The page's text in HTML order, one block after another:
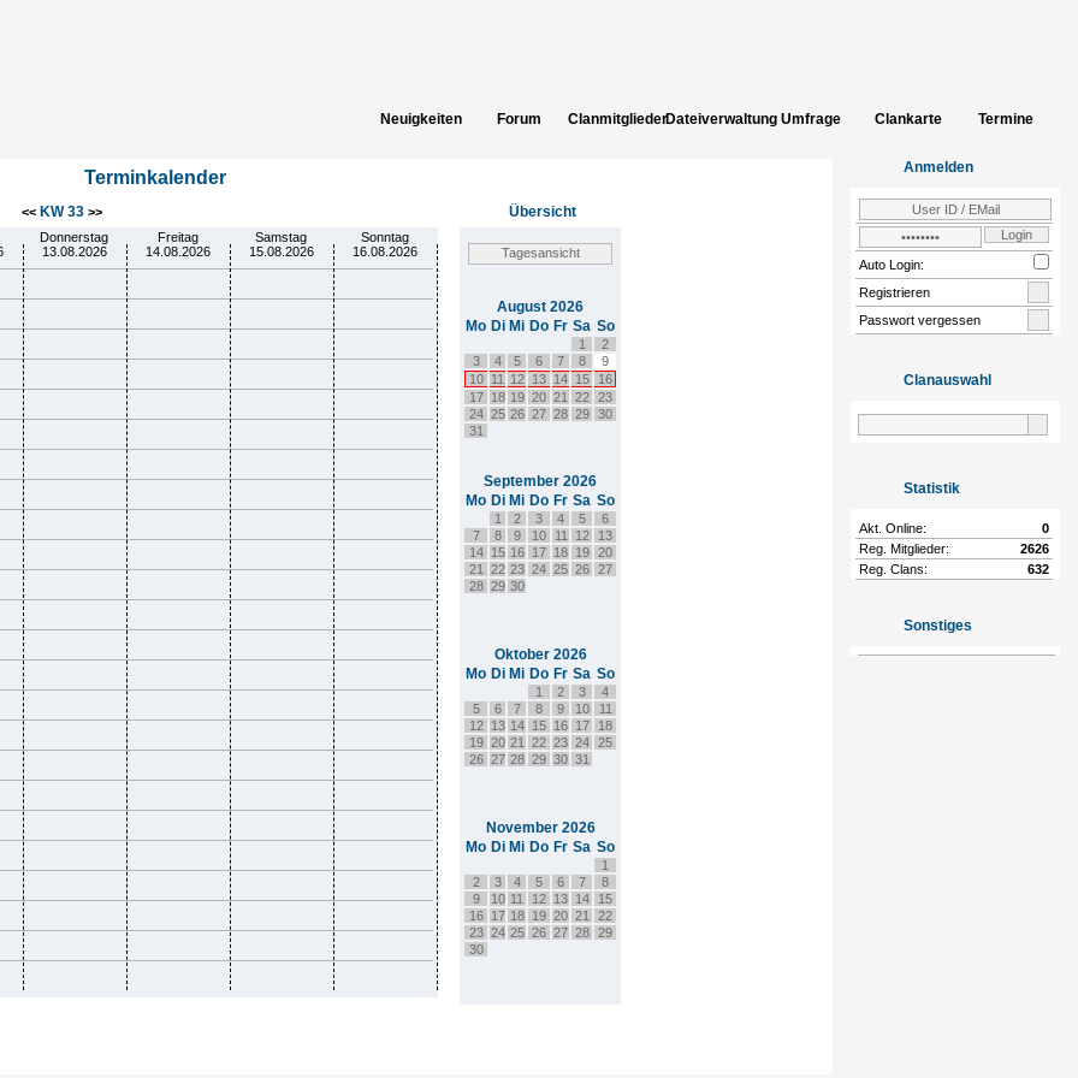
Neuigkeiten Forum ClanmitgliederDateiverwaltung Umfrage Clankarte Termine
Community
Terminkalender
<< KW 33 >> Übersicht
Donnerstag
13.08.2026
Freitag
14.08.2026
Samstag
15.08.2026
Sonntag
16.08.2026
August 2026
Mo Di Mi Do Fr Sa So
1
2
3
4 5 6 7 8
9
10 11 12 13 14 15
16
17
18 19 20 21 22
23
24 25 26 27 28 29
30
31
September 2026
Mo Di Mi Do Fr Sa So
1 2 3 4 5
6
7
8 9 10 11 12
13
14
15 16 17 18 19
20
21
22 23 24 25 26
27
28 29 30
Oktober 2026
Mo Di Mi Do Fr Sa So
1 2 3
4
5
6 7 8 9 10
11
12
13 14 15 16 17
18
19 20 21 22 23 24
25
26 27 28 29 30 31
November 2026
Mo Di Mi Do Fr Sa So
1
2
3 4 5 6 7
8
9
10 11 12 13 14
15
16
17 18 19 20 21
22
23 24 25 26 27 28
29
30
Anmelden
Auto Login:
Registrieren
Passwort vergessen
Clanauswahl
Statistik
Akt. Online:
0
Reg. Mitglieder:
2626
Reg. Clans:
632
Sonstiges